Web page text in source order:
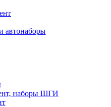
автонаборы
наборы ШГИ